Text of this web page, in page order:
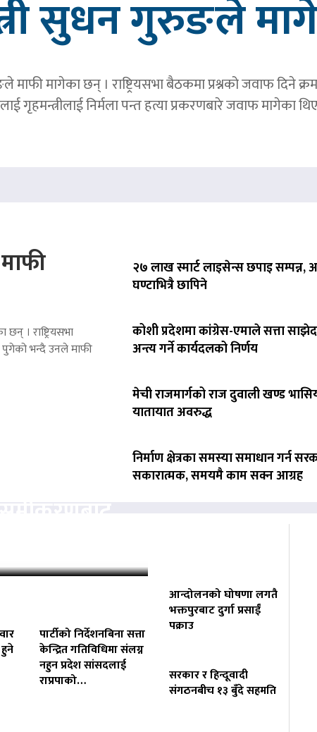
सुधन गुरुङले
माफी मागेका छन् । राष्ट्रियसभा बैठकमा प्रश्नको जवाफ दिने
गृहमन्त्रीलाई निर्मला पन्त हत्या प्रकरणबारे जवाफ मागेका
। राष्ट्रियसभा
पुगेको भन्दै उनले माफी
२७ लाख स्मार्ट लाइसेन्स छपाइ सम्पन्न,
घण्टाभित्रै छापिने
कोशी प्रदेशमा कांग्रेस-एमाले सत्ता
अन्त्य गर्ने कार्यदलको निर्णय
मेची राजमार्गको राज दुवाली खण्ड
यातायात अवरुद्ध
निर्माण क्षेत्रका समस्या समाधान गर्न
सकारात्मक, समयमै काम सक्न आग्रह
प्रयासमा
पार्टीको निर्देशनबिना सत्ता
केन्द्रित गतिविधिमा संलग्न
नहुन प्रदेश सांसदलाई
राप्रपाको…
आन्दोलनको घोषणा लगतै
भक्तपुरबाट दुर्गा प्रसाईं
पक्राउ
सरकार र हिन्दूवादी
संगठनबीच १३ बुँदे सहमति